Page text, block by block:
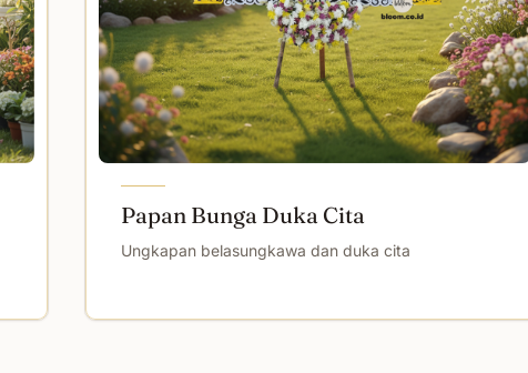
Papan Bunga Duka Cita
Ungkapan belasungkawa dan duka cita